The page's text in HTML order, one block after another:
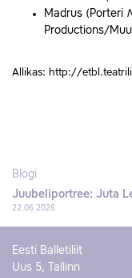
Madrus (Porteri
Productions/
Allikas: http://
Blogi
Juubeliportree: Juta
22.06.2026
Eesti Balletiliit
Uus 5, Tallinn